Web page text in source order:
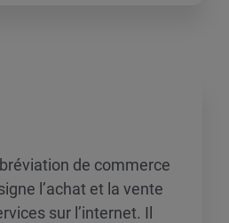
de commerce
l’achat et la vente
sur l’internet. Il